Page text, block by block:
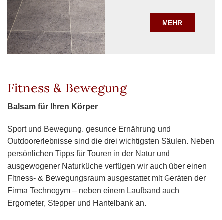
MEHR
Fitness & Bewegung
Balsam für Ihren Körper
Sport und Bewegung, gesunde Ernährung und
Outdoorerlebnisse sind die drei wichtigsten Säulen. Neben
persönlichen Tipps für Touren in der Natur und
ausgewogener Naturküche verfügen wir auch über einen
Fitness- & Bewegungsraum ausgestattet mit Geräten der
Firma Technogym – neben einem Laufband auch
Ergometer, Stepper und Hantelbank an.